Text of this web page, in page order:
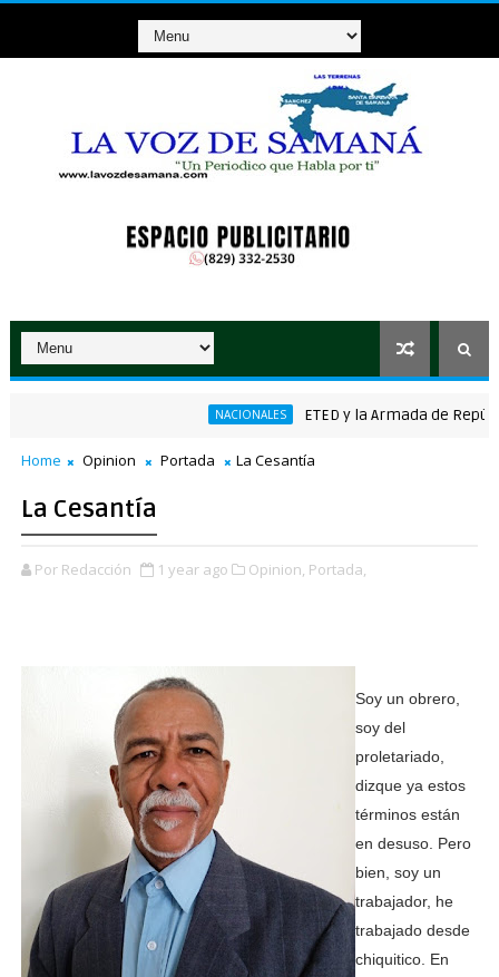
NACIONALES ETED y la Armada de
Home Opinion Portada La Cesantía
La Cesantía
Por Redacción 1 year ago Opinion, Portada,
Soy un obrero,
soy del
proletariado,
dizque ya estos
términos están
en desuso. Pero
bien, soy un
trabajador, he
trabajado desde
chiquitico. En